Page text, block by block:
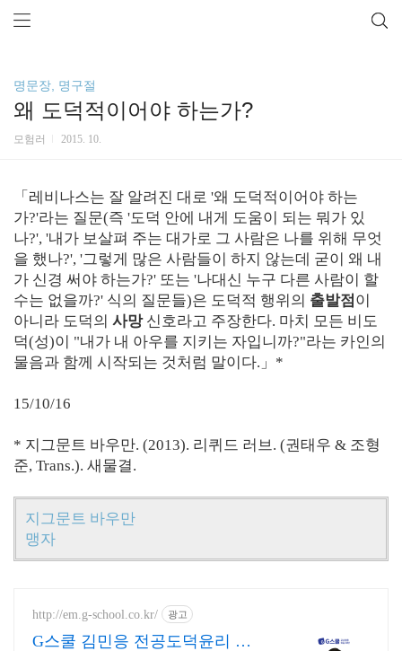
명문장, 명구절
왜 도덕적이어야 하는가?
모험러 2015. 10.
「레비나스는 잘 알려진 대로 '왜 도덕적이어야 하는
가?'라는 질문(즉 '도덕 안에 내게 도움이 되는 뭐가 있
나?', '내가 보살펴 주는 대가로 그 사람은 나를 위해 무엇
을 했나?', '그렇게 많은 사람들이 하지 않는데 굳이 왜 내
가 신경 써야 하는가?' 또는 '나대신 누구 다른 사람이 할
수는 없을까?' 식의 질문들)은 도덕적 행위의 출발점 이
아니라 도덕의 사망신호라고 주장한다. 마치 모든 비도
덕(성)이 "내가 내 아우를 지키는 자입니까?"라는 카인의
물음과 함께 시작되는 것처럼 말이다.」*
15/10/16
* 지그문트 바우만. (2013). 리퀴드 러브. (권태우 & 조형
준, Trans.). 새물결.
지그문트 바우만
맹자
http://em.g-school.co.kr/ 광고
G스쿨 김민응 전공도덕윤리 수